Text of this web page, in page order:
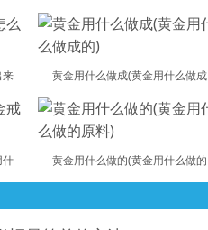
来 黄金用什么做成(黄金用什么做成
什 黄金用什么做的(黄金用什么做的